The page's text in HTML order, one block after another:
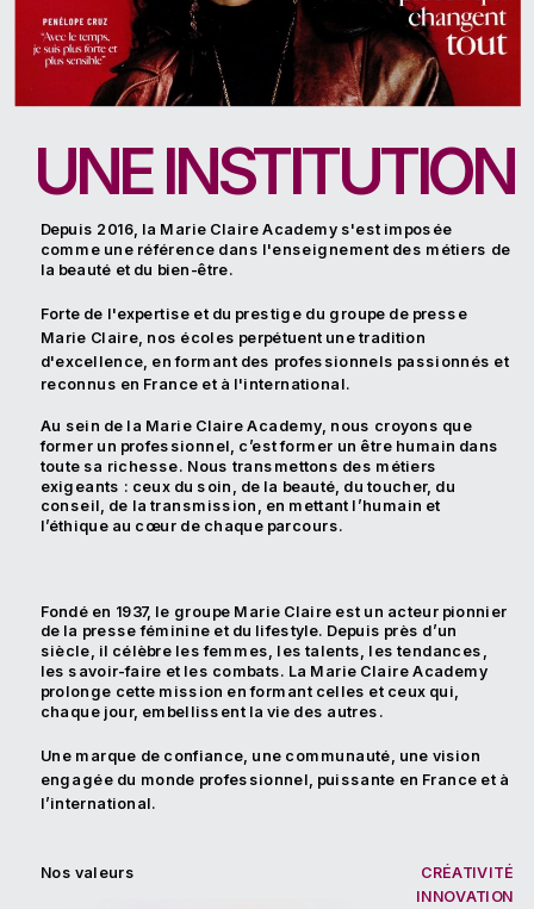
UNE INSTITUTION
Depuis 2016, la Marie Claire Academy s'est imposée
comme une référence dans l'enseignement des métiers de
la beauté et du bien-être.
Forte de l'expertise et du prestige du groupe de presse
Marie Claire, nos écoles perpétuent une tradition
d'excellence, en formant des professionnels passionnés et
reconnus en France et à l'international.
Au sein de la Marie Claire Academy, nous croyons que
former un professionnel, c’est former un être humain dans
toute sa richesse. Nous transmettons des métiers
exigeants : ceux du soin, de la beauté, du toucher, du
conseil, de la transmission, en mettant l’humain et
l’éthique au cœur de chaque parcours.
Fondé en 1937, le groupe Marie Claire est un acteur pionnier
de la presse féminine et du lifestyle. Depuis près d’un
siècle, il célèbre les femmes, les talents, les tendances,
les savoir-faire et les combats. La Marie Claire Academy
prolonge cette mission en formant celles et ceux qui,
chaque jour, embellissent la vie des autres.
Une marque de confiance, une communauté, une vision
engagée du monde professionnel, puissante en France et à
l’international.
Nos valeurs
CRÉATIVITÉ
INNOVATION